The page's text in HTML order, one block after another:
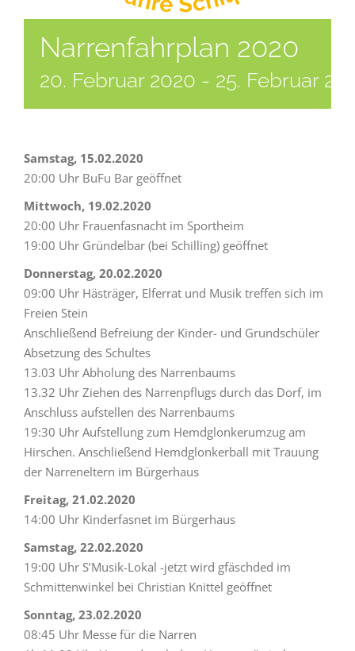
Narrenfahrplan 2020
20. Februar 2020 - 25. Februar
Samstag, 15.02.2020
20:00 Uhr BuFu Bar geöffnet
Mittwoch, 19.02.2020
20:00 Uhr Frauenfasnacht im Sportheim
19:00 Uhr Gründelbar (bei Schilling) geöffnet
Donnerstag, 20.02.2020
09:00 Uhr Hästräger, Elferrat und Musik treffen sich im
Freien Stein
Anschließend Befreiung der Kinder- und Grundschüler
Absetzung des Schultes
13.03 Uhr Abholung des Narrenbaums
13.32 Uhr Ziehen des Narrenpflugs durch das Dorf, im
Anschluss aufstellen des Narrenbaums
19:30 Uhr Aufstellung zum Hemdglonkerumzug am
Hirschen. Anschließend Hemdglonkerball mit Trauung
der Narreneltern im Bürgerhaus
Freitag, 21.02.2020
14:00 Uhr Kinderfasnet im Bürgerhaus
Samstag, 22.02.2020
19:00 Uhr S’Musik-Lokal -jetzt wird gfäschded im
Schmittenwinkel bei Christian Knittel geöffnet
Sonntag, 23.02.2020
08:45 Uhr Messe für die Narren